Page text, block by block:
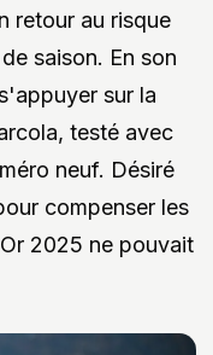
retour au risque
saison. En son
sur la
testé avec
neuf. Désiré
compenser les
2025 ne pouvait